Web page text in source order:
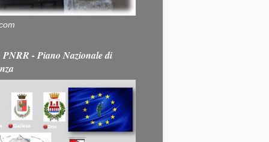
- Piano Nazionale di